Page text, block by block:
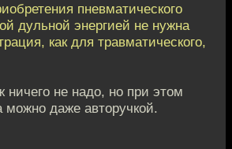
пневматического
дульной энергией не нужна
как для травматического,
ничего не надо, но при этом
можно даже авторучкой.